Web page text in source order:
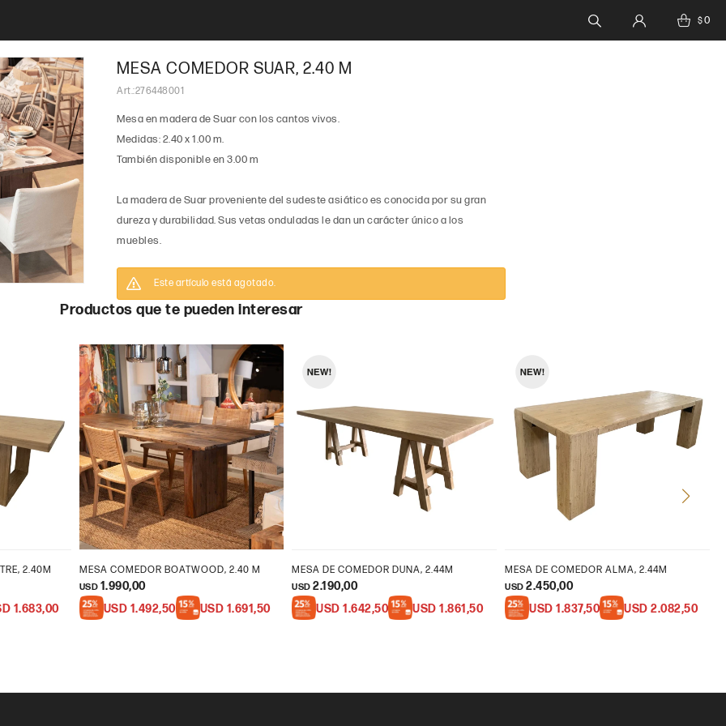
$0
MESA COMEDOR SUAR, 2.40 M
276448001
Mesa en madera de Suar con los cantos vivos.
Medidas: 2.40 x 1.00 m.
También disponible en 3.00 m
La madera de Suar proveniente del sudeste asiático es conocida por su gran
dureza y durabilidad. Sus vetas onduladas le dan un carácter único a los
muebles.
Este artículo está agotado.
Productos que te pueden interesar
2.40M
1.683,00
MESA COMEDOR BOATWOOD, 2.40 M
USD 1.990,00
USD 1.492,50 USD 1.691,50
MESA DE COMEDOR DUNA, 2.44M
USD 2.190,00
USD 1.642,50 USD 1.861,50
MESA DE COMEDOR ALMA, 2.44M
USD 2.450,00
USD 1.837,50 USD 2.082,50